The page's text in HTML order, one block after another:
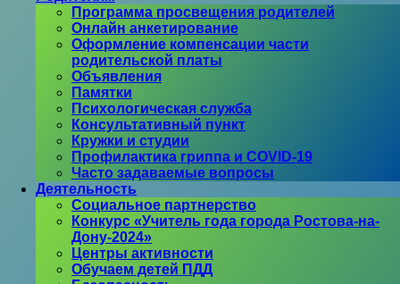
Программа просвещения родителей
Онлайн анкетирование
Оформление компенсации части
родительской платы
Объявления
Памятки
Психологическая служба
Консультативный пункт
Кружки и студии
Профилактика гриппа и COVID-19
Часто задаваемые вопросы
Деятельность
Социальное партнерство
Конкурс «Учитель года города Ростова-на-
Дону-2024»
Центры активности
Обучаем детей ПДД